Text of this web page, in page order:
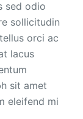
sed odio
sollicitudin
orci ac
lacus
sit amet
eleifend mi